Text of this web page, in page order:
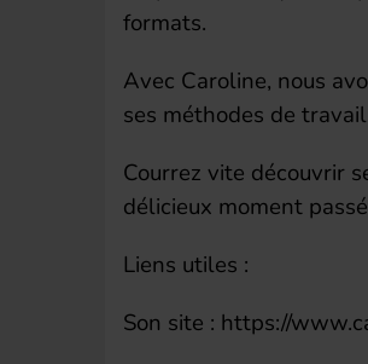
formats.
Avec Caroline, nous
ses méthodes de
Courrez vite découvrir
délicieux moment
Liens utiles :
Son site : https://